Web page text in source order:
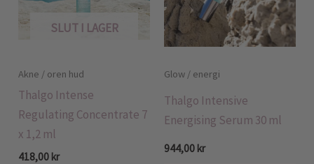
SLUT I LAGER
Akne / oren hud
Thalgo Intense
Regulating Concentrate 7
x 1,2 ml
418,00 kr
Glow / energi
Thalgo Intensive
Energising Serum 30 ml
944,00 kr